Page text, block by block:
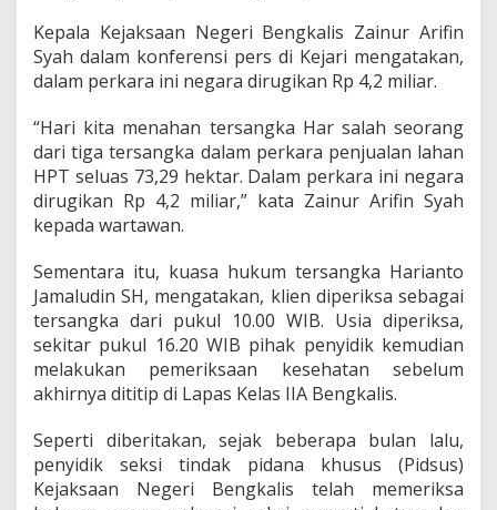
d
e
s
S
n
d
e
r
a
k
Z
a
i
n
u
r
A
f
n
Kepala Kejaksaan Negeri Bengkalis Zainur Arifin
Syah dalam konferensi pers di Kejari mengatakan,
dalam perkara ini negara dirugikan Rp 4,2 miliar.
“Hari kita menahan tersangka Har salah seorang
dari tiga tersangka dalam perkara penjualan lahan
HPT seluas 73,29 hektar. Dalam perkara ini negara
dirugikan Rp 4,2 miliar,” kata Zainur Arifin Syah
kepada wartawan.
Sementara itu, kuasa hukum tersangka Harianto
Jamaludin SH, mengatakan, klien diperiksa sebagai
tersangka dari pukul 10.00 WIB. Usia diperiksa,
sekitar pukul 16.20 WIB pihak penyidik kemudian
melakukan pemeriksaan kesehatan sebelum
akhirnya dititip di Lapas Kelas IIA Bengkalis.
Seperti diberitakan, sejak beberapa bulan lalu,
penyidik seksi tindak pidana khusus (Pidsus)
Kejaksaan Negeri Bengkalis telah memeriksa